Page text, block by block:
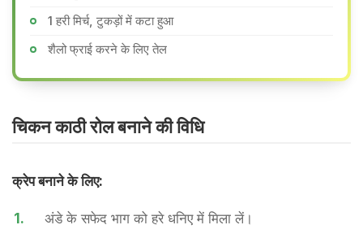
1 हरी मिर्च, टुकड़ों में कटा हुआ
शैलो फ्राई करने के ​लिए तेल
चिकन काठी रोल बनाने की वि​धि
क्रेप बनाने के लिए:
1. अंडे के सफेद भाग को हरे धनिए में मिला लें।